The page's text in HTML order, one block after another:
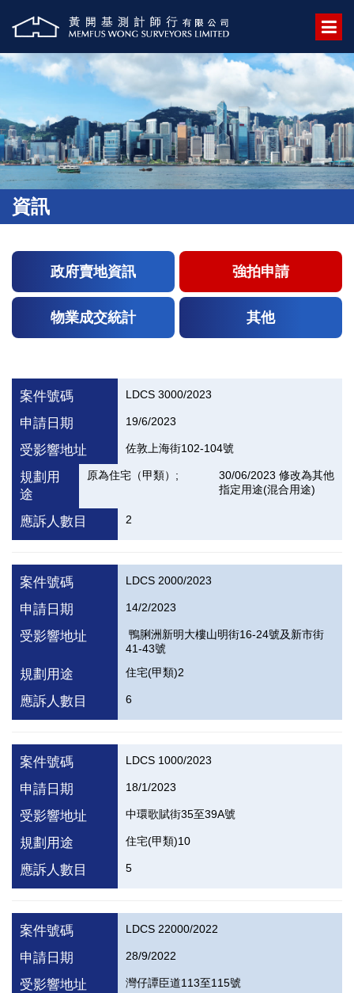
資訊
政府賣地資訊 強拍申請
物業成交統計 其他
案件號碼 LDCS 3000/2023
申請日期 19/6/2023
受影響地址 佐敦上海街102-104號
規劃用
途
原為住宅（甲類）;
30/06/2023 修改為其他
指定用途(混合用途)
應訴人數目 2
案件號碼 LDCS 2000/2023
申請日期 14/2/2023
受影響地址
鴨脷洲新明大樓山明街16-24號及新市街
41-43號
規劃用途 住宅(甲類)2
應訴人數目 6
案件號碼 LDCS 1000/2023
申請日期 18/1/2023
受影響地址 中環歌賦街35至39A號
規劃用途 住宅(甲類)10
應訴人數目 5
案件號碼 LDCS 22000/2022
申請日期 28/9/2022
受影響地址 灣仔譚臣道113至115號